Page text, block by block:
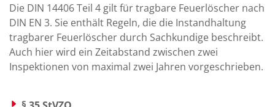
Die DIN 14406 Teil 4 gilt für tragbare Feuerlöscher nach
DIN EN 3. Sie enthält Regeln, die die Instandhaltung
tragbarer Feuerlöscher durch Sachkundige beschreibt.
Auch hier wird ein Zeitabstand zwischen zwei
Inspektionen von maximal zwei Jahren vorgeschrieben.